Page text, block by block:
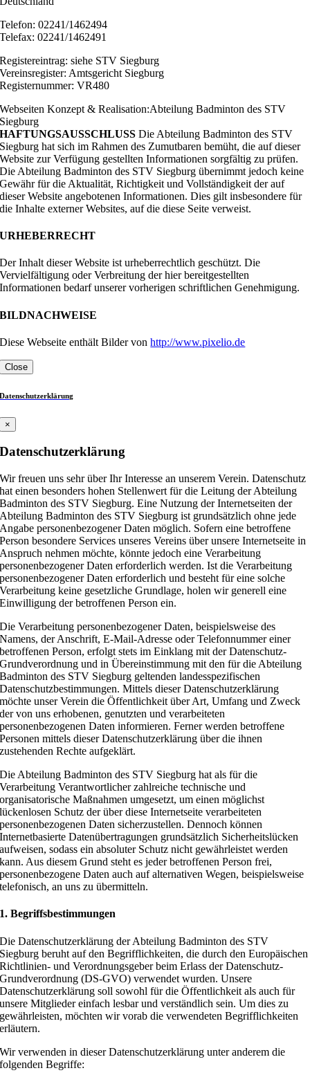
Telefon: 02241/1462494
Telefax: 02241/1462491
Registereintrag: siehe STV Siegburg
Vereinsregister: Amtsgericht Siegburg
Registernummer: VR480
Webseiten Konzept & Realisation:Abteilung Badminton des STV
Siegburg
HAFTUNGSAUSSCHLUSS Die Abteilung Badminton des STV
Siegburg hat sich im Rahmen des Zumutbaren bemüht, die auf dieser
Website zur Verfügung gestellten Informationen sorgfältig zu prüfen.
Die Abteilung Badminton des STV Siegburg übernimmt jedoch keine
Gewähr für die Aktualität, Richtigkeit und Vollständigkeit der auf
dieser Website angebotenen Informationen. Dies gilt insbesondere für
die Inhalte externer Websites, auf die diese Seite verweist.
URHEBERRECHT
Der Inhalt dieser Website ist urheberrechtlich geschützt. Die
Vervielfältigung oder Verbreitung der hier bereitgestellten
Informationen bedarf unserer vorherigen schriftlichen Genehmigung.
BILDNACHWEISE
Diese Webseite enthält Bilder vonhttp://www.pixelio.de
Close
Datenschutzerklärung
×
Datenschutzerklärung
Wir freuen uns sehr über Ihr Interesse an unserem Verein. Datenschutz
hat einen besonders hohen Stellenwert für die Leitung der Abteilung
Badminton des STV Siegburg. Eine Nutzung der Internetseiten der
Abteilung Badminton des STV Siegburg ist grundsätzlich ohne jede
Angabe personenbezogener Daten möglich. Sofern eine betroffene
Person besondere Services unseres Vereins über unsere Internetseite in
Anspruch nehmen möchte, könnte jedoch eine Verarbeitung
personenbezogener Daten erforderlich werden. Ist die Verarbeitung
personenbezogener Daten erforderlich und besteht für eine solche
Verarbeitung keine gesetzliche Grundlage, holen wir generell eine
Einwilligung der betroffenen Person ein.
Die Verarbeitung personenbezogener Daten, beispielsweise des
Namens, der Anschrift, E-Mail-Adresse oder Telefonnummer einer
betroffenen Person, erfolgt stets im Einklang mit der Datenschutz-
Grundverordnung und in Übereinstimmung mit den für die Abteilung
Badminton des STV Siegburg geltenden landesspezifischen
Datenschutzbestimmungen. Mittels dieser Datenschutzerklärung
möchte unser Verein die Öffentlichkeit über Art, Umfang und Zweck
der von uns erhobenen, genutzten und verarbeiteten
personenbezogenen Daten informieren. Ferner werden betroffene
Personen mittels dieser Datenschutzerklärung über die ihnen
zustehenden Rechte aufgeklärt.
Die Abteilung Badminton des STV Siegburg hat als für die
Verarbeitung Verantwortlicher zahlreiche technische und
organisatorische Maßnahmen umgesetzt, um einen möglichst
lückenlosen Schutz der über diese Internetseite verarbeiteten
personenbezogenen Daten sicherzustellen. Dennoch können
Internetbasierte Datenübertragungen grundsätzlich Sicherheitslücken
aufweisen, sodass ein absoluter Schutz nicht gewährleistet werden
kann. Aus diesem Grund steht es jeder betroffenen Person frei,
personenbezogene Daten auch auf alternativen Wegen, beispielsweise
telefonisch, an uns zu übermitteln.
1. Begriffsbestimmungen
Die Datenschutzerklärung der Abteilung Badminton des STV
Siegburg beruht auf den Begrifflichkeiten, die durch den Europäischen
Richtlinien- und Verordnungsgeber beim Erlass der Datenschutz-
Grundverordnung (DS-GVO) verwendet wurden. Unsere
Datenschutzerklärung soll sowohl für die Öffentlichkeit als auch für
unsere Mitglieder einfach lesbar und verständlich sein. Um dies zu
gewährleisten, möchten wir vorab die verwendeten Begrifflichkeiten
erläutern.
Wir verwenden in dieser Datenschutzerklärung unter anderem die
folgenden Begriffe: